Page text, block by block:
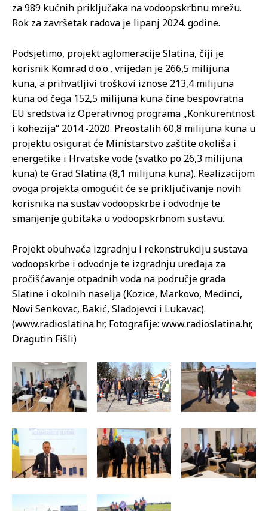
za 989 kućnih priključaka na vodoopskrbnu mrežu.
Rok za završetak radova je lipanj 2024. godine.
Podsjetimo, projekt aglomeracije Slatina, čiji je
korisnik Komrad d.o.o., vrijedan je 266,5 milijuna
kuna, a prihvatljivi troškovi iznose 213,4 milijuna
kuna od čega 152,5 milijuna kuna čine bespovratna
EU sredstva iz Operativnog programa „Konkurentnost
i kohezija“ 2014.-2020. Preostalih 60,8 milijuna kuna u
projektu osigurat će Ministarstvo zaštite okoliša i
energetike i Hrvatske vode (svatko po 26,3 milijuna
kuna) te Grad Slatina (8,1 milijuna kuna). Realizacijom
ovoga projekta omogućit će se priključivanje novih
korisnika na sustav vodoopskrbe i odvodnje te
smanjenje gubitaka u vodoopskrbnom sustavu.
Projekt obuhvaća izgradnju i rekonstrukciju sustava
vodoopskrbe i odvodnje te izgradnju uređaja za
pročišćavanje otpadnih voda na područje grada
Slatine i okolnih naselja (Kozice, Markovo, Medinci,
Novi Senkovac, Bakić, Sladojevci i Lukavac).
(www.radioslatina.hr, Fotografije: www.radioslatina.hr,
Dragutin Fišli)